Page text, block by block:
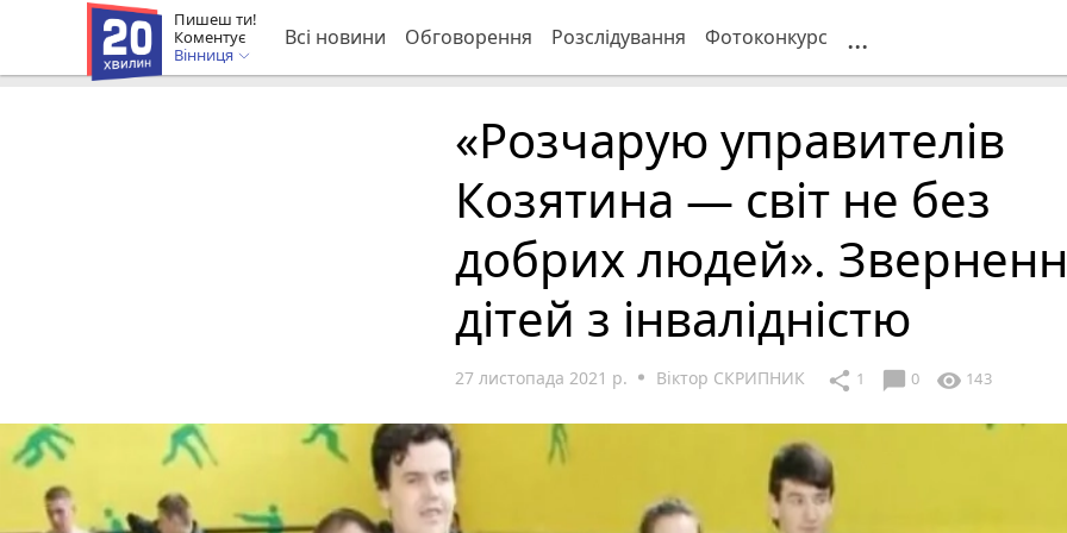
Пишеш ти!
Коментує
Вінниця
Всі новини Обговорення Розслідування Фотоконкурс ...
«Розчарую управителів
Козятина — світ не без
добрих людей».
дітей з інвалідністю
27 листопада 2021 р. Віктор СКРИПНИК share 1 chat_bubble 0 visibility 143